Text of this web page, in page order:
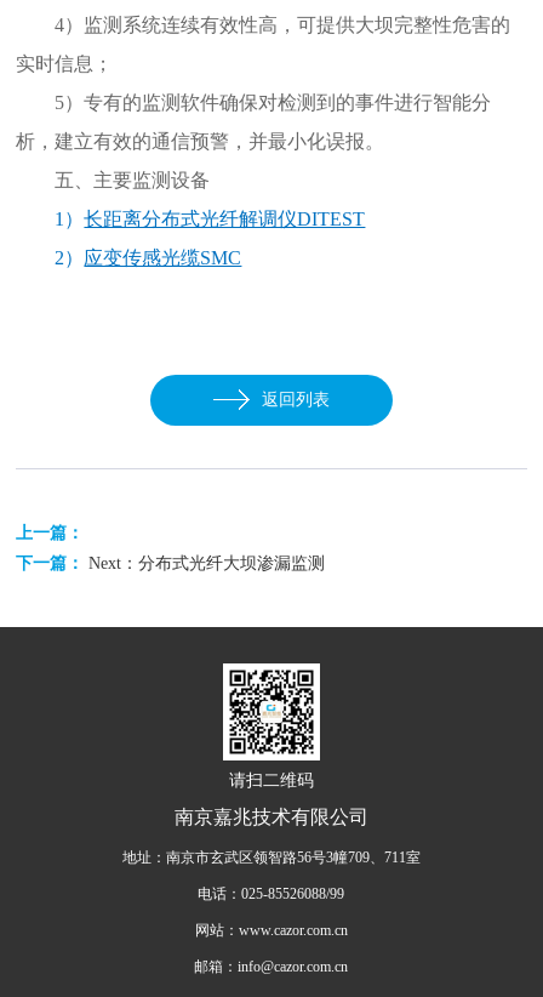
4）监测系统连续有效性高，可提供大坝完整性危害的
实时信息；
5）专有的监测软件确保对检测到的事件进行智能分
析，建立有效的通信预警，并最小化误报。
五、主要监测设备
1）长距离分布式光纤解调仪DITEST
2） 应变传感光缆SMC
返回列表
上一篇：
下一篇：Next：分布式光纤大坝渗漏监测
请扫二维码
南京嘉兆技术有限公司
地址：南京市玄武区领智路56号3幢709、711室
电话：025-85526088/99
网站：www.cazor.com.cn
邮箱：info@cazor.com.cn